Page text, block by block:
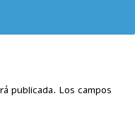
publicada. Los campos